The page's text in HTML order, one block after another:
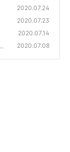
2020.07.24
2020.07.23
2020.07.14
2020.07.08